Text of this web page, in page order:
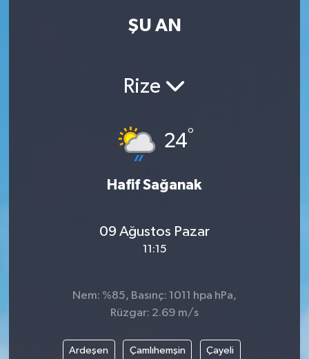
ŞU AN
Rize
24°
Hafif Sağanak
09 Ağustos Pazar
11:15
Nem: %85, Basınç: 1011 hpa hPa,
Rüzgar: 2.69 m/s
Ardeşen Çamlıhemşin Çayeli